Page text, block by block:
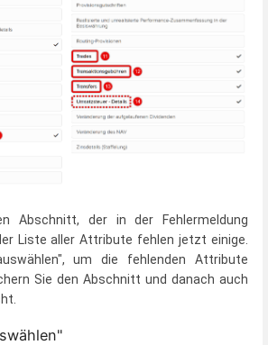
Abschnitt, der in der Fehlermeldung
Liste aller Attribute fehlen jetzt einige.
um die fehlenden Attribute
Sie den Abschnitt und danach auch